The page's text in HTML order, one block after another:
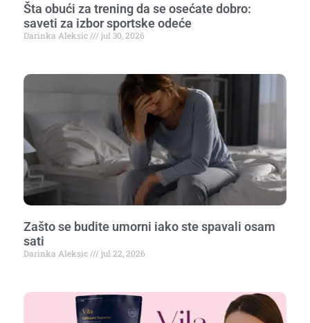
Šta obući za trening da se osećate dobro:
saveti za izbor sportske odeće
Darinka Aleksic jul 30, 2026
Zašto se budite umorni iako ste spavali osam
sati
Darinka Aleksic jul 22, 2026